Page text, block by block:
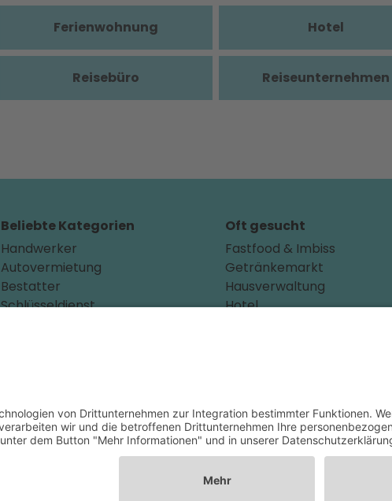
Ferienwohnung Hotel
Reisebüro Reiseunternehmen
Beliebte Kategorien
Handwerker
Autovermietung
Bestatter
Schlüsseldienst
Autowerkstatt
Bauunternehmen
Oft gesucht
Fastfood & Imbiss
Getränkemarkt
Hausverwaltung
Hotel
Tennis
Tankstelle
Tierbedarf
Parken